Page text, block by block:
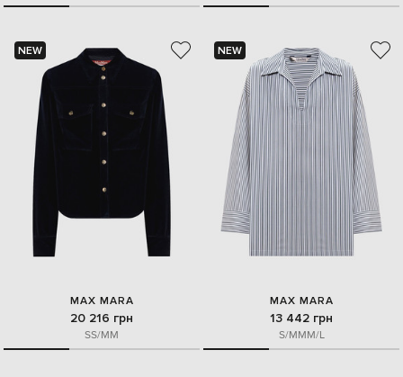
NEW
MAX MARA
20 216 грн
SS/MM
NEW
MAX MARA
13 442 грн
S/MMM/L